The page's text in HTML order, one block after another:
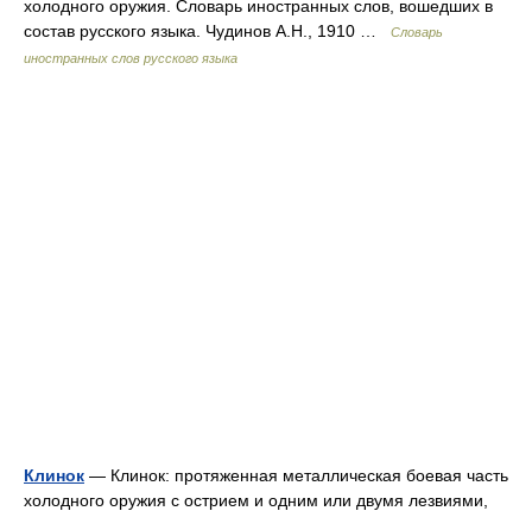
холодного оружия. Словарь иностранных слов, вошедших в
состав русского языка. Чудинов А.Н., 1910 …
Словарь
иностранных слов русского языка
Клинок — Клинок: протяженная металлическая боевая часть
холодного оружия с острием и одним или двумя лезвиями,